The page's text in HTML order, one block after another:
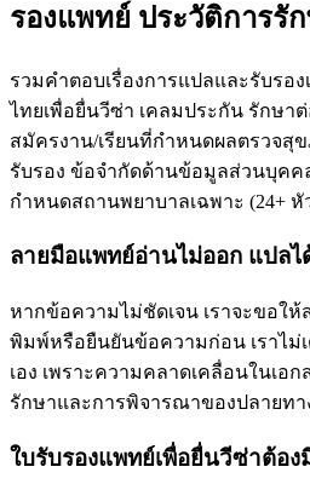
รองแพทย์ ประวัติการรั
รวมคำตอบเรื่องการแปลและรับรอ
ไทยเพื่อยื่นวีซ่า เคลมประกัน รักษา
สมัครงาน/เรียนที่กำหนดผลตรวจสุ
รับรอง ข้อจำกัดด้านข้อมูลส่วนบุค
กำหนดสถานพยาบาลเฉพาะ (24+ หั
ลายมือแพทย์อ่านไม่ออก แปลไ
หากข้อความไม่ชัดเจน เราจะขอใ
พิมพ์หรือยืนยันข้อความก่อน เราไม่
เอง เพราะความคลาดเคลื่อนในเอ
รักษาและการพิจารณาของปลายทา
ใบรับรองแพทย์เพื่อยื่นวีซ่าต้อง